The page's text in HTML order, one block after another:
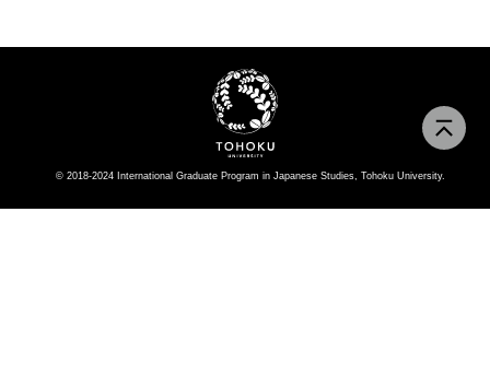
© 2018-2024 International Graduate Program in Japanese Studies, Tohoku University.